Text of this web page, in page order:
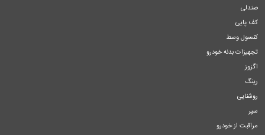
صندلی
کف پایی
کنسول وسط
تجهیزات بدنه خودرو
اگزوز
رینگ
روشنایی
سپر
مراقبت از خودرو